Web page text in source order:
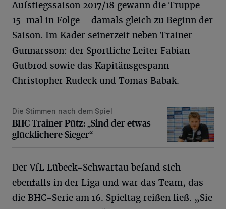
Aufstiegssaison 2017/18 gewann die Truppe
15-mal in Folge – damals gleich zu Beginn der
Saison. Im Kader seinerzeit neben Trainer
Gunnarsson: der Sportliche Leiter Fabian
Gutbrod sowie das Kapitänsgespann
Christopher Rudeck und Tomas Babak.
BHC-Trainer Pütz: „Sind der etwas glücklichere Sieger“
Die Stimmen nach dem Spiel
BHC-Trainer Pütz: „Sind der etwas
glücklichere Sieger“
Der VfL Lübeck-Schwartau befand sich
ebenfalls in der Liga und war das Team, das
die BHC-Serie am 16. Spieltag reißen ließ. „Sie